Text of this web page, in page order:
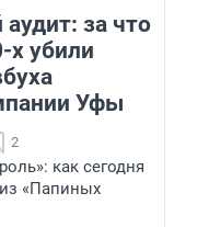
за что
х убили
Уфы
2
как сегодня
«Папиных